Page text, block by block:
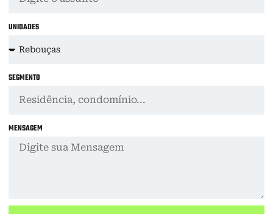
UNIDADES
SEGMENTO
MENSAGEM